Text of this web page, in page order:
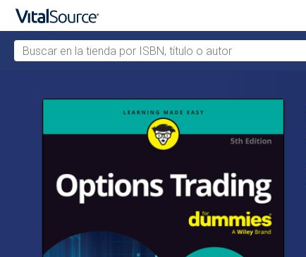
Buscar en la tienda por ISBN, título o autor